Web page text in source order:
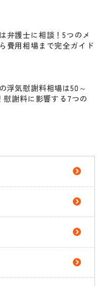
弁護士に相談！5つのメ
費用相場まで完全ガイド
浮気慰謝料相場は50～
慰謝料に影響する7つの